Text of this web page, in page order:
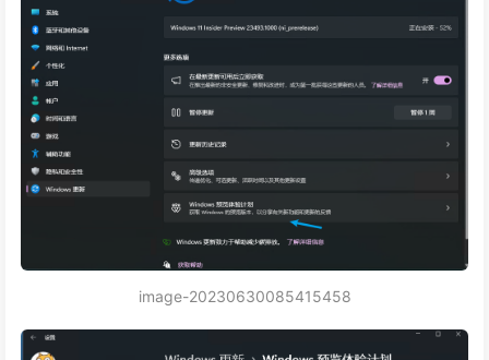
image-20230630085415458